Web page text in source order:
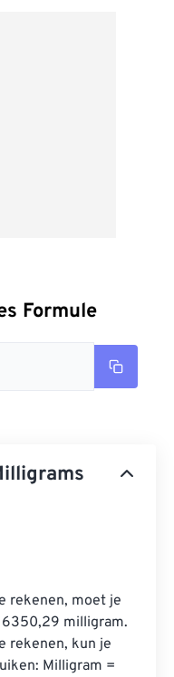
Formule
rekenen, moet je
6350,29 milligram.
rekenen, kun je
Milligram =